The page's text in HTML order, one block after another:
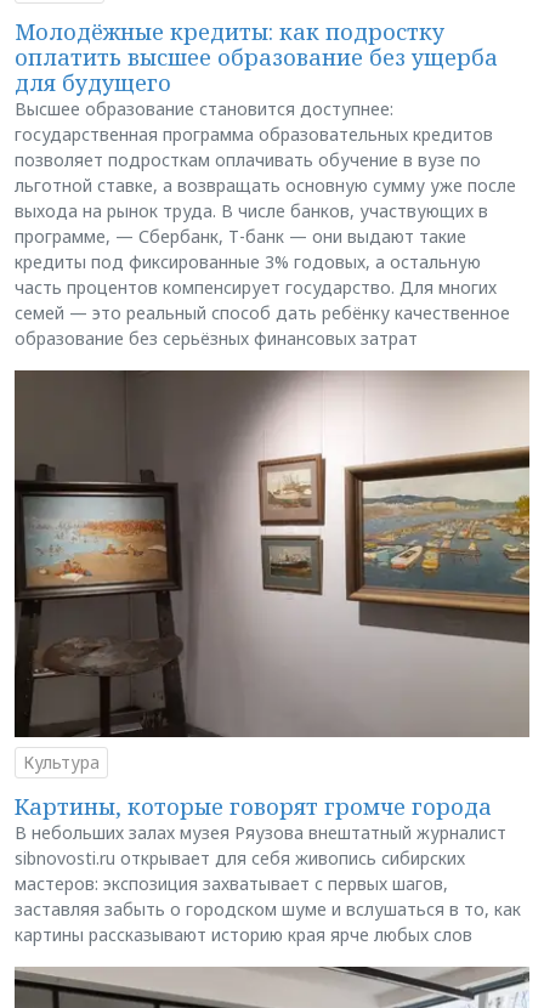
Молодёжные кредиты: как подростку
оплатить высшее образование без ущерба
для будущего
Высшее образование становится доступнее:
государственная программа образовательных кредитов
позволяет подросткам оплачивать обучение в вузе по
льготной ставке, а возвращать основную сумму уже после
выхода на рынок труда. В числе банков, участвующих в
программе, — Сбербанк, Т-банк — они выдают такие
кредиты под фиксированные 3% годовых, а остальную
часть процентов компенсирует государство. Для многих
семей — это реальный способ дать ребёнку качественное
образование без серьёзных финансовых затрат
Культура
Картины, которые говорят громче города
В небольших залах музея Ряузова внештатный журналист
sibnovosti.ru открывает для себя живопись сибирских
мастеров: экспозиция захватывает с первых шагов,
заставляя забыть о городском шуме и вслушаться в то, как
картины рассказывают историю края ярче любых слов